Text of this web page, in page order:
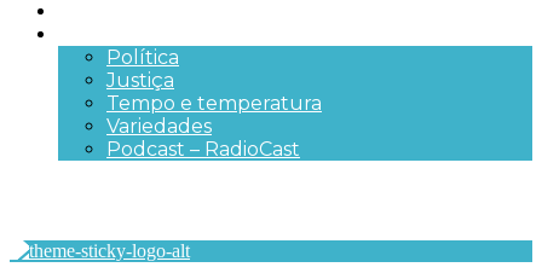
Política
Justiça
Tempo e temperatura
Variedades
Podcast – RadioCast